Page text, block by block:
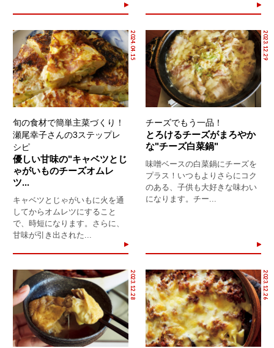
2024.04.15
旬の食材で簡単主菜づくり！
瀬尾幸子さんの3ステップレ
シピ
優しい甘味の"キャベツとじ
ゃがいものチーズオムレ
ツ...
キャベツとじゃがいもに火を通
してからオムレツにすること
で、時短になります。さらに、
甘味が引き出された...
2023.12.29
チーズでもう一品！
とろけるチーズがまろやか
な"チーズ白菜鍋"
味噌ベースの白菜鍋にチーズを
プラス！いつもよりさらにコク
のある、子供も大好きな味わい
になります。チー...
2023.12.28 2023.12.26